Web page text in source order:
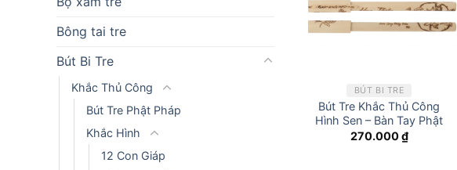
Bông tai tre
Bút Bi Tre
Khắc Thủ Công
Bút Tre Phật Pháp
Khắc Hình
12 Con Giáp
BÚT BI TRE
Bút Tre Khắc Thủ Công
Hình Sen – Bàn Tay Phật
270.000₫